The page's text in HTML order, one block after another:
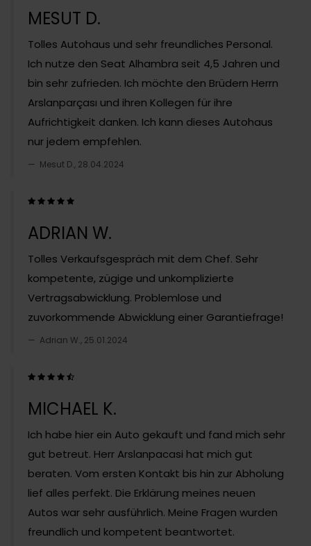
MESUT D.
Tolles Autohaus und sehr freundliches Personal.
Ich nutze den Seat Alhambra seit 4,5 Jahren und
bin sehr zufrieden. Ich möchte den Brüdern Herrn
Arslanparçası und ihren Kollegen für ihre
Aufrichtigkeit danken. Ich kann dieses Autohaus
nur jedem empfehlen.
Mesut D., 28.04.2024
ADRIAN W.
Tolles Verkaufsgespräch mit dem Chef. Sehr
kompetente, zügige und unkomplizierte
Vertragsabwicklung. Problemlose und
zuvorkommende Abwicklung einer Garantiefrage!
Adrian W., 25.01.2024
MICHAEL K.
Ich habe hier ein Auto gekauft und fand mich sehr
gut betreut. Herr Arslanpacasi hat mich gut
beraten. Vom ersten Kontakt bis hin zur Abholung
lief alles perfekt. Die Erklärung meines neuen
Autos war sehr ausführlich. Meine Fragen wurden
freundlich und kompetent beantwortet.